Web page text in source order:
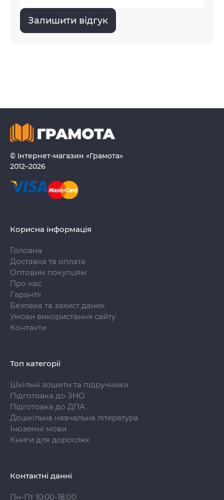
Залишити відгук
© Інтернет-магазин «Грамота»
2012–2026
Корисна інформація
Головна
Доставка та оплата
Оптовим покупцям
Про нас
Гарантії
Безпека та захист даних
Умови використання сайту
Контакти
Топ категорії
Шкільні зошити та підручники
Підготовка до ЗНО
Підготовка до ДПА
Дошкільна навчальна література
Іноземні мови
Книги для дорослих
Контактні данні
Пн-Пт 10:00-18:00